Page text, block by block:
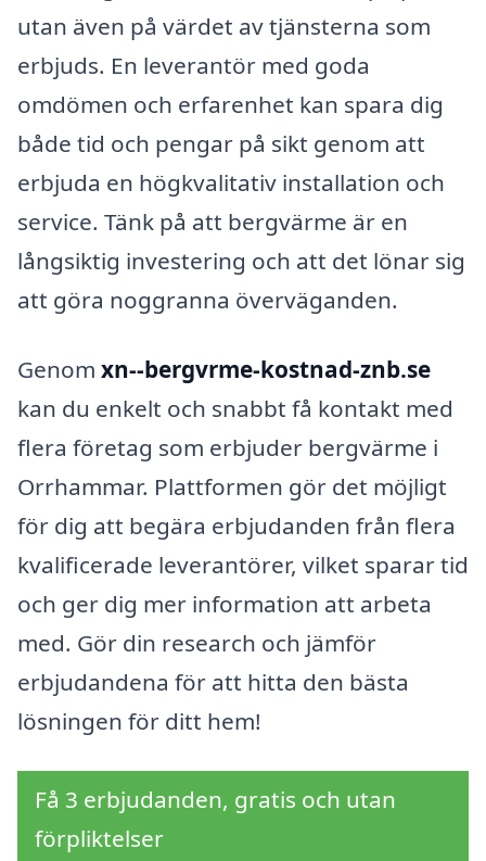
utan även på värdet av tjänsterna som
erbjuds. En leverantör med goda
omdömen och erfarenhet kan spara dig
både tid och pengar på sikt genom att
erbjuda en högkvalitativ installation och
service. Tänk på att bergvärme är en
långsiktig investering och att det lönar sig
att göra noggranna överväganden.
Genom xn--bergvrme-kostnad-znb.se
kan du enkelt och snabbt få kontakt med
flera företag som erbjuder bergvärme i
Orrhammar. Plattformen gör det möjligt
för dig att begära erbjudanden från flera
kvalificerade leverantörer, vilket sparar tid
och ger dig mer information att arbeta
med. Gör din research och jämför
erbjudandena för att hitta den bästa
lösningen för ditt hem!
Få 3 erbjudanden, gratis och utan
förpliktelser